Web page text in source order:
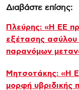
Διαβάστε επίσης:
Πλεύρης: «Η ΕΕ
εξέτασης
παρανόμων
Μητσοτάκης: «Η
μορφή υβριδικής